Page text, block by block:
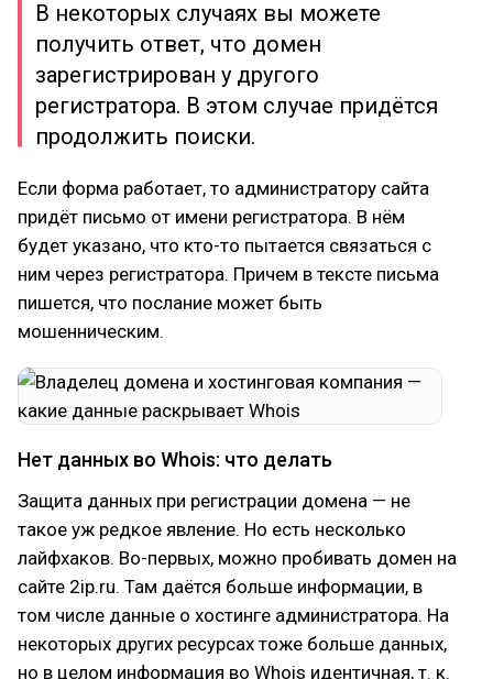
В некоторых случаях вы можете
получить ответ, что домен
зарегистрирован у другого
регистратора. В этом случае придётся
продолжить поиски.
Если форма работает, то администратору сайта
придёт письмо от имени регистратора. В нём
будет указано, что кто-то пытается связаться с
ним через регистратора. Причем в тексте письма
пишется, что послание может быть
мошенническим.
Нет данных во Whois: что делать
Защита данных при регистрации домена — не
такое уж редкое явление. Но есть несколько
лайфхаков. Во-первых, можно пробивать домен на
сайте 2ip.ru. Там даётся больше информации, в
том числе данные о хостинге администратора. На
некоторых других ресурсах тоже больше данных,
но в целом информация во Whois идентичная, т. к.